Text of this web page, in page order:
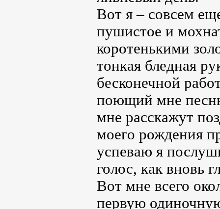
Вот я – совсем
пушистое и
коротенькими
тонкая бледная
бесконечной
поющий мне
мне расскажут
моего рождения
успеваю я
голос, как вновь
Вот мне всего
первую